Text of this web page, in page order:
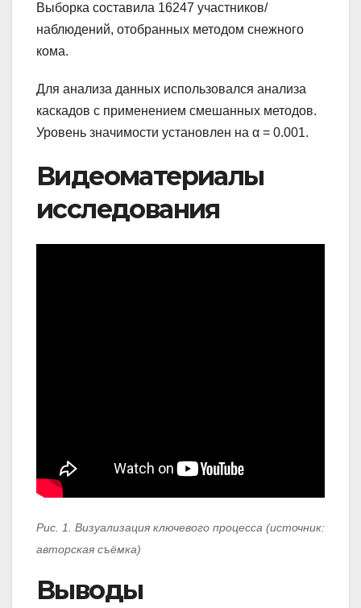
Выборка составила 16247 участников/
наблюдений, отобранных методом снежного
кома.
Для анализа данных использовался анализа
каскадов с применением смешанных методов.
Уровень значимости установлен на α = 0.001.
Видеоматериалы
исследования
Рис. 1. Визуализация ключевого процесса (источник:
авторская съёмка)
Выводы